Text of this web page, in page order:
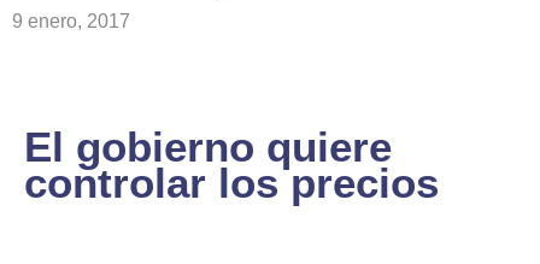
9 enero, 2017
El gobierno quiere
controlar los precios